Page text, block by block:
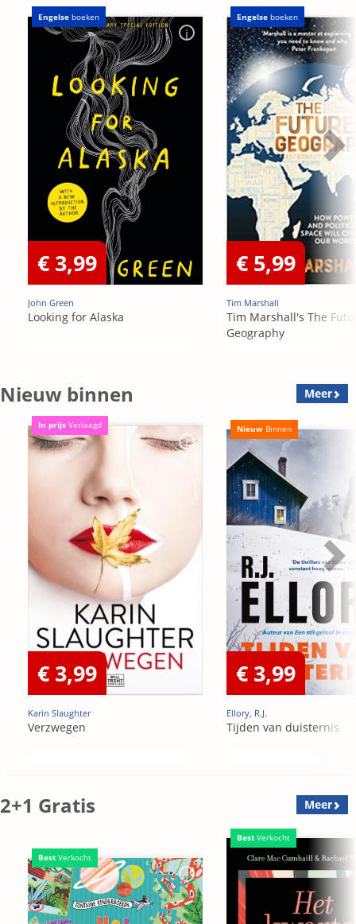
Engelse boeken
€ 3,99
John Green
Looking for Alaska
Engelse boeken
€ 5,99
Tim Marshall
Tim Marshall's The
Geography
Nieuw binnen Meer
In prijs Verlaagd
€ 3,99
Karin Slaughter
Verzwegen
Nieuw Binnen
€ 3,99
Ellory, R.J.
Tijden van duisternis
2+1 Gratis Meer
Best Verkocht
Best Verkocht